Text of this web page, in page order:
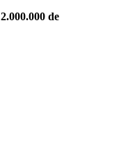
2.000.000 de